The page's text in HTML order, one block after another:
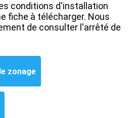
conditions d'installation
fiche à télécharger. Nous
de consulter l'arrêté de
zonage